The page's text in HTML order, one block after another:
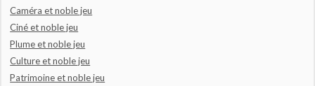
Caméra et noble jeu
Ciné et noble jeu
Plume et noble jeu
Culture et noble jeu
Patrimoine et noble jeu